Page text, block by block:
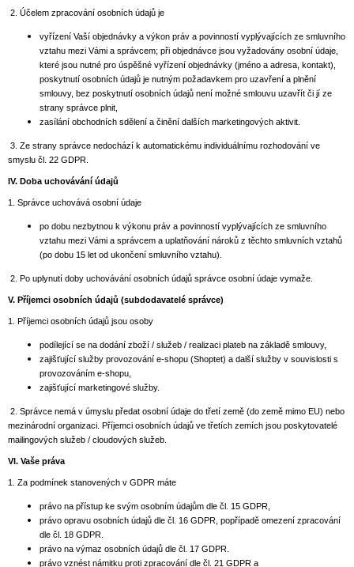
2. Účelem zpracování osobních údajů je
vyřízení Vaší objednávky a výkon práv a povinností vyplývajících ze smluvního
vztahu mezi Vámi a správcem; při objednávce jsou vyžadovány osobní údaje,
které jsou nutné pro úspěšné vyřízení objednávky (jméno a adresa, kontakt),
poskytnutí osobních údajů je nutným požadavkem pro uzavření a plnění
smlouvy, bez poskytnutí osobních údajů není možné smlouvu uzavřít či jí ze
strany správce plnit,
zasílání obchodních sdělení a činění dalších marketingových aktivit.
3. Ze strany správce nedochází k automatickému individuálnímu rozhodování ve
smyslu čl. 22 GDPR.
IV. Doba uchovávání údajů
1. Správce uchovává osobní údaje
po dobu nezbytnou k výkonu práv a povinností vyplývajících ze smluvního
vztahu mezi Vámi a správcem a uplatňování nároků z těchto smluvních vztahů
(po dobu 15 let od ukončení smluvního vztahu).
2. Po uplynutí doby uchovávání osobních údajů správce osobní údaje vymaže.
V. Příjemci osobních údajů (subdodavatelé správce)
1. Příjemci osobních údajů jsou osoby
podílející se na dodání zboží / služeb / realizaci plateb na základě smlouvy,
zajišťující služby provozování e-shopu (Shoptet) a další služby v souvislosti s
provozováním e-shopu,
zajišťující marketingové služby.
2. Správce nemá v úmyslu předat osobní údaje do třetí země (do země mimo EU) nebo
mezinárodní organizaci. Příjemci osobních údajů ve třetích zemích jsou poskytovatelé
mailingových služeb / cloudových služeb.
VI. Vaše práva
1. Za podmínek stanovených v GDPR máte
právo na přístup ke svým osobním údajům dle čl. 15 GDPR,
právo opravu osobních údajů dle čl. 16 GDPR, popřípadě omezení zpracování
dle čl. 18 GDPR.
právo na výmaz osobních údajů dle čl. 17 GDPR.
právo vznést námitku proti zpracování dle čl. 21 GDPR a